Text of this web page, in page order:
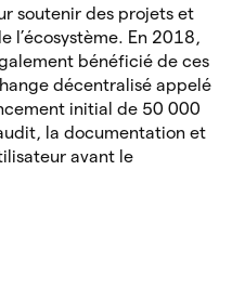
soutenir des projets et
l’écosystème. En 2018,
bénéficié de ces
décentralisé appelé
initial de 50 000
la documentation et
avant le